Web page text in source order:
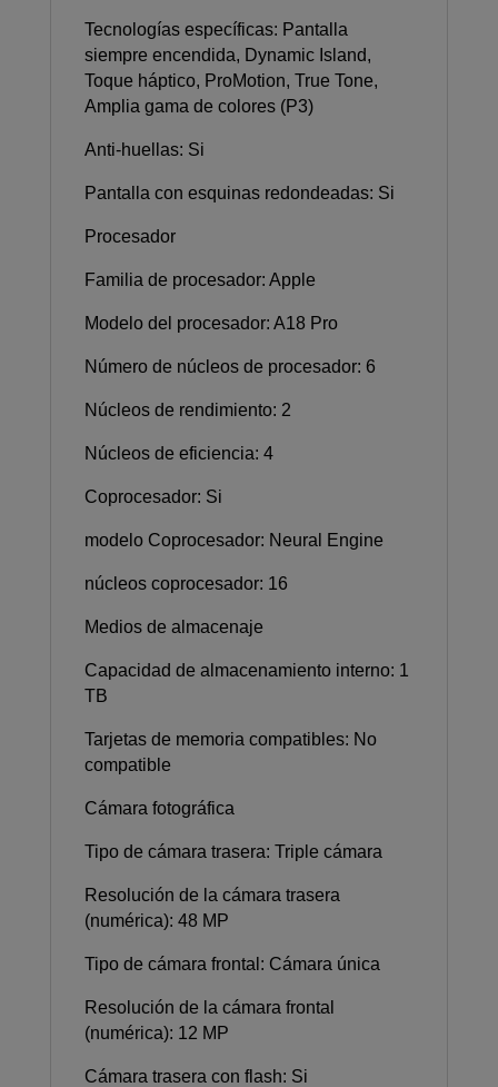
Tecnologías específicas: Pantalla
siempre encendida, Dynamic Island,
Toque háptico, ProMotion, True Tone,
Amplia gama de colores (P3)
Anti-huellas: Si
Pantalla con esquinas redondeadas: Si
Procesador
Familia de procesador: Apple
Modelo del procesador: A18 Pro
Número de núcleos de procesador: 6
Núcleos de rendimiento: 2
Núcleos de eficiencia: 4
Coprocesador: Si
modelo Coprocesador: Neural Engine
núcleos coprocesador: 16
Medios de almacenaje
Capacidad de almacenamiento interno: 1
TB
Tarjetas de memoria compatibles: No
compatible
Cámara fotográfica
Tipo de cámara trasera: Triple cámara
Resolución de la cámara trasera
(numérica): 48 MP
Tipo de cámara frontal: Cámara única
Resolución de la cámara frontal
(numérica): 12 MP
Cámara trasera con flash: Si